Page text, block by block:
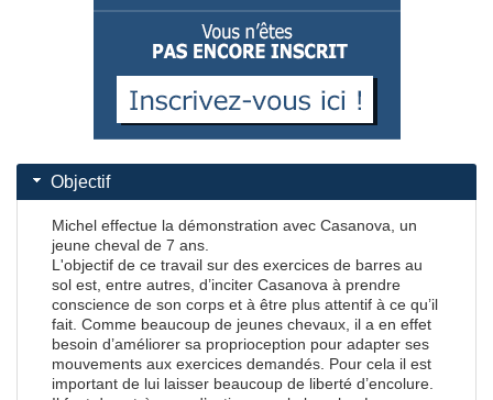
Objectif
Michel effectue la démonstration avec Casanova, un
jeune cheval de 7 ans.
L'objectif de ce travail sur des exercices de barres au
sol est, entre autres, d’inciter Casanova à prendre
conscience de son corps et à être plus attentif à ce qu’il
fait. Comme beaucoup de jeunes chevaux, il a en effet
besoin d’améliorer sa proprioception pour adapter ses
mouvements aux exercices demandés. Pour cela il est
important de lui laisser beaucoup de liberté d’encolure.